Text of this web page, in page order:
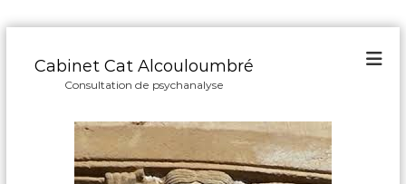
Cabinet Cat Alcouloumbré
Consultation de psychanalyse